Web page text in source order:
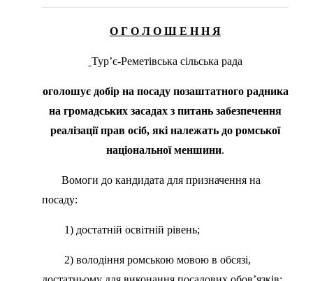
О Г О Л О Ш Е Н Н Я
Тур’є-Реметівська сільська рада
оголошує добір на посаду позаштатного радника
на громадських засадах з питань забезпечення
реалізації прав осіб, які належать до ромської
національної меншини.
Вомоги до кандидата для призначення на
посаду:
1) достатній освітній рівень;
2) володіння ромською мовою в обсязі,